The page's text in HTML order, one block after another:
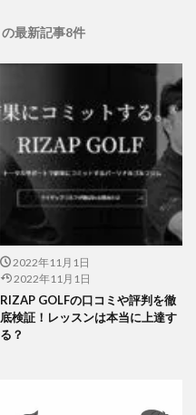
の最新記事8件
2022年11月1日
2022年11月1日
RIZAP GOLFの口コミや評判を徹
底検証！レッスンは本当に上達す
る？